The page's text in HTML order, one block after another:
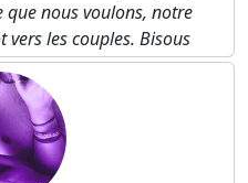
que nous voulons, notre
les couples. Bisous